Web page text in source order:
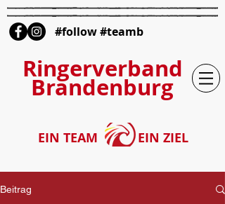
#follow #teamb
Ringerverband
Brandenburg
EIN TEAM EIN ZIEL
Beitrag